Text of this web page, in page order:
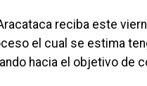
reciba este
el cual se estima
hacia el objetivo de